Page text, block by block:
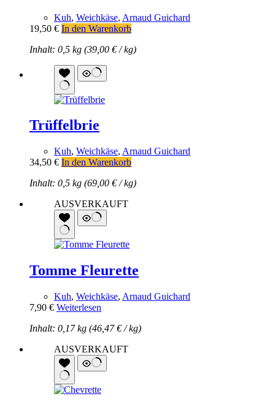
Kuh, Weichkäse, Arnaud Guichard
19,50 € In den Warenkorb
Inhalt: 0,5 kg (39,00 €/kg)
Trüffelbrie
Kuh, Weichkäse, Arnaud Guichard
34,50 € In den Warenkorb
Inhalt: 0,5 kg (69,00 €/kg)
AUSVERKAUFT
Tomme Fleurette
Kuh, Weichkäse, Arnaud Guichard
7,90 € Weiterlesen
Inhalt: 0,17 kg (46,47€/kg)
AUSVERKAUFT